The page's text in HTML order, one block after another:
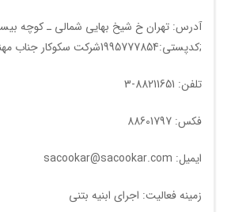
;کدپستی:1995777854شرکت سکوکار جناب مهندس جواد هادی پور
تلفن: 88211651-3
فکس: 88601797
ایمیل: sacookar@sacookar.com
زمینه فعالیت: اجرای ابنیه بتنی